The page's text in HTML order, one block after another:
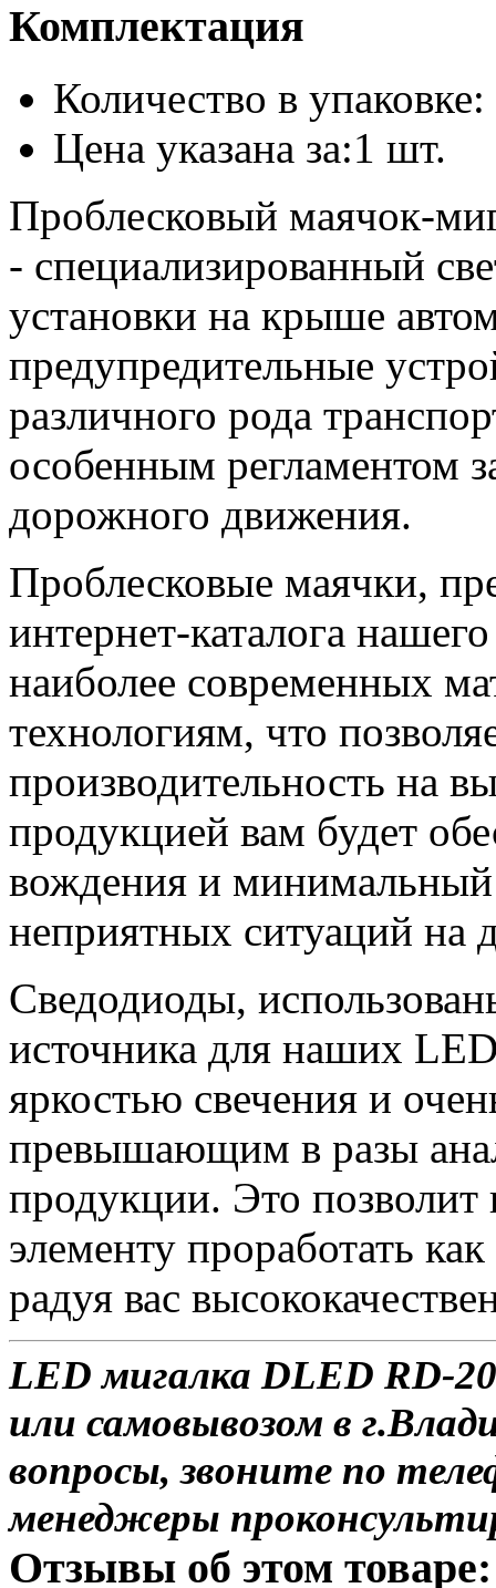
Комплектация
Количество в
Цена указана за:1 шт.
Проблесковый маячок-
- специализированный
установки на крыше
предупредительные
различного рода
особенным регламентом
дорожного движения.
Проблесковые маячки,
интернет-каталога
наиболее современных
технологиям, что
производительность на
продукцией вам будет
вождения и
неприятных ситуаций на
Сведодиоды,
источника для наших
яркостью свечения и
превышающим в разы
продукции. Это
элементу проработать
радуя вас
LED мигалка DLED RD-
или самовывозом в
вопросы, звоните по
менеджеры
Отзывы об этом товаре: